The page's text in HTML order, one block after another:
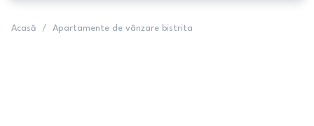
Acasă / Apartamente de vânzare bistrita